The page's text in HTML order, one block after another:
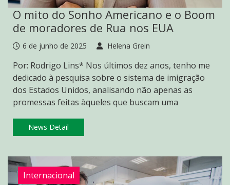
O mito do Sonho Americano e o Boom
de moradores de Rua nos EUA
6 de junho de 2025 Helena Grein
Por: Rodrigo Lins* Nos últimos dez anos, tenho me
dedicado à pesquisa sobre o sistema de imigração
dos Estados Unidos, analisando não apenas as
promessas feitas àqueles que buscam uma
News Detail
Internacional